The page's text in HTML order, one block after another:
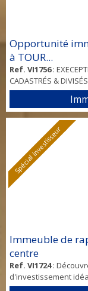
Opportunité
à TOUR...
Ref. VI1756:
CADASTRÉS &
CENTRE-VILLE DE
relevé des surfaces
permettrait une vente
APPARTEMENTS : --
de jardin - DPE E -
Spécial investisseur
Immeuble de
centre
Ref. VI1724:
d'investissement
la métropole. Votre